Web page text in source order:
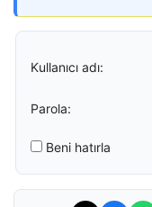
Kullanıcı adı:
Parola:
Beni hatırla